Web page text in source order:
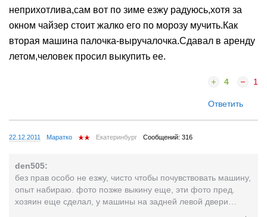
неприхотлива,сам вот по зиме езжу радуюсь,хотя за
окном чайзер стоит жалко его по морозу мучить.Как
вторая машина палочка-выручалочка.Сдавал в аренду
летом,человек просил выкупить ее.
4 1
Ответить
22.12.2011 Маратко Екатеринбург Сообщений: 316
den505:
без прав особо не езжу, чисто чтобы почувствовать машину,
опыт набираю. фото позже выкину еще, эти фото пред.
хозяин еще сделал, у машины на задней левой двери